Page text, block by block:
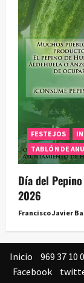
FESTEJOS
TABLÓN DE
Día del
2026
Francisco Javier
Inicio 969 37 10
Facebook